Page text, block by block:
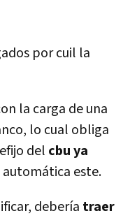
por cuil la
la carga de una
lo cual obliga
del cbu ya
este.
deberí­a traer